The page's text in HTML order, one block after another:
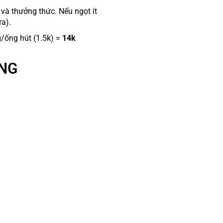
thưởng thức. Nếu ngọt ít
ống hút (1.5k) = 14k